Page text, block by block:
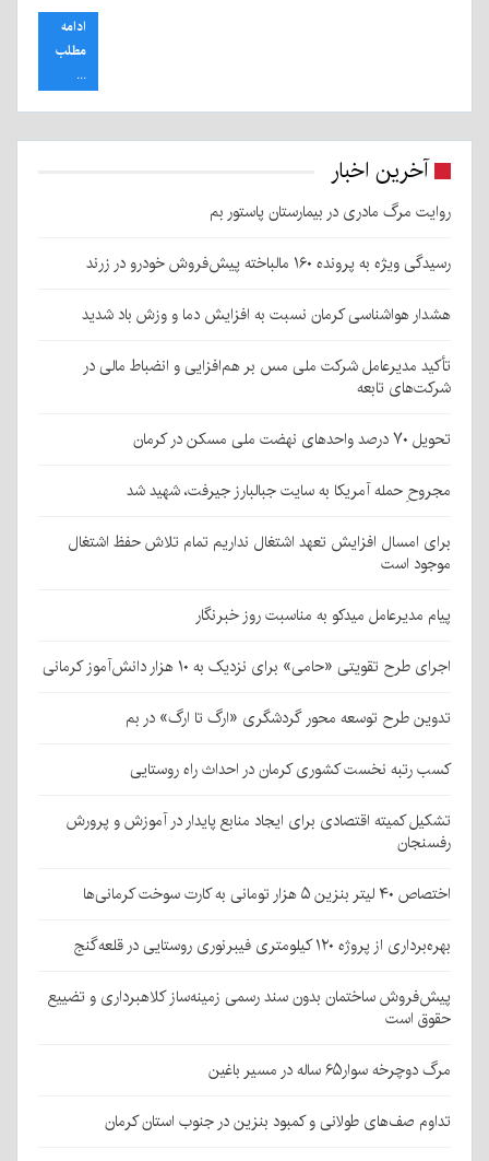
ادامه
مطلب
...
آخرین اخبار
روایت مرگ مادری در بیمارستان پاستور بم
رسیدگی ویژه به پرونده ۱۶۰ مالباخته پیش‌فروش خودرو در زرند
هشدار هواشناسی کرمان نسبت به افزایش دما و وزش باد شدید
تأکید مدیرعامل شرکت ملی مس بر هم‌افزایی و انضباط مالی در
شرکت‌های تابعه
تحویل ۷۰ درصد واحدهای نهضت ملی مسکن در کرمان
مجروحِ حمله آمریکا به سایت جبالبارز جیرفت، شهید شد
برای امسال افزایش تعهد اشتغال نداریم تمام تلاش حفظ اشتغال
موجود است
پیام مدیرعامل میدکو به مناسبت روز خبرنگار
اجرای طرح تقویتی «حامی» برای نزدیک به ۱۰ هزار دانش‌آموز کرمانی
تدوین طرح توسعه محور گردشگری «ارگ تا ارگ» در بم
کسب رتبه نخست کشوری کرمان در احداث راه روستایی
تشکیل کمیته اقتصادی برای ایجاد منابع پایدار در آموزش و پرورش
رفسنجان
اختصاص ۴۰ لیتر بنزین ۵ هزار تومانی به کارت سوخت کرمانی‌ها
بهره‌برداری از پروژه ۱۲۰ کیلومتری فیبرنوری روستایی در قلعه‌گنج
پیش‌فروش ساختمان بدون سند رسمی زمینه‌ساز کلاهبرداری و تضییع
حقوق است
مرگ دوچرخه سوار۶۵ ساله در مسیر باغین
تداوم صف‌های طولانی و کمبود بنزین در جنوب استان کرمان